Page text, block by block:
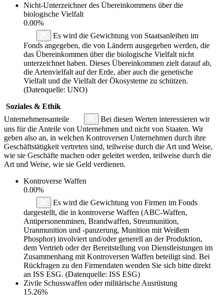
Nicht-Unterzeichner des Übereinkommens über die
biologische Vielfalt
0.00%
Es wird die Gewichtung von Staatsanleihen im
Fonds angegeben, die von Ländern ausgegeben werden, die
das Übereinkommen über die biologische Vielfalt nicht
unterzeichnet haben. Dieses Übereinkommen zielt darauf ab,
die Artenvielfalt auf der Erde, aber auch die genetische
Vielfalt und die Vielfalt der Ökosysteme zu schützen.
(Datenquelle: UNO)
Soziales & Ethik
Unternehmensanteile
Bei diesen Werten interessieren wir
uns für die Anteile von Unternehmen und nicht von Staaten. Wir
geben also an, in welchen Kontroversen Unternehmen durch ihre
Geschäftstätigkeit vertreten sind, teilweise durch die Art und Weise,
wie sie Geschäfte machen oder geleitet werden, teilweise durch die
Art und Weise, wie sie Geld verdienen.
Kontroverse Waffen
0.00%
Es wird die Gewichtung von Firmen im Fonds
dargestellt, die in kontroverse Waffen (ABC-Waffen,
Antipersonenminen, Brandwaffen, Streumunition,
Uranmunition und -panzerung, Munition mit Weißem
Phosphor) involviert und/oder generell an der Produktion,
dem Vertrieb oder der Bereitstellung von Dienstleistungen im
Zusammenhang mit Kontroversen Waffen beteiligt sind. Bei
Rückfragen zu den Firmendaten wenden Sie sich bitte direkt
an ISS ESG. (Datenquelle: ISS ESG)
Zivile Schusswaffen oder militärische Ausrüstung
15.26%